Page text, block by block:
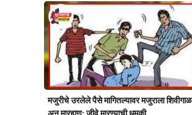
मजुरीचे उरलेले पैसे मागितल्यावर मजुराला शिवीगाळ
अन् मारहाण; जीवे मारण्याची धमकी….